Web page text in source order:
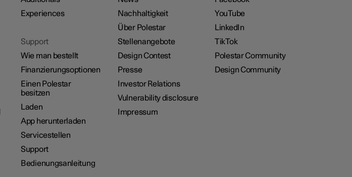
Experiences
Support
Wie man bestellt
Finanzierungsoptionen
Einen Polestar
besitzen
Laden
App herunterladen
Servicestellen
Support
Bedienungsanleitung
Nachhaltigkeit
Über Polestar
Stellenangebote
Design Contest
Presse
Investor Relations
Vulnerability disclosure
Impressum
YouTube
LinkedIn
TikTok
Polestar Community
Design Community